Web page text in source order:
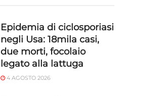
Epidemia di ciclosporiasi
negli Usa: 18mila casi,
due morti, focolaio
legato alla lattuga
4 AGOSTO 2026